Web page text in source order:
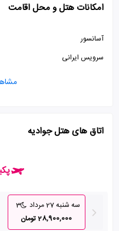
امکانات هتل و محل اقامت
آسانسور
سرویس ایرانی
اتاق های هتل جوادیه
سه شنبه 27 مرداد
3
28,900,000 تومان